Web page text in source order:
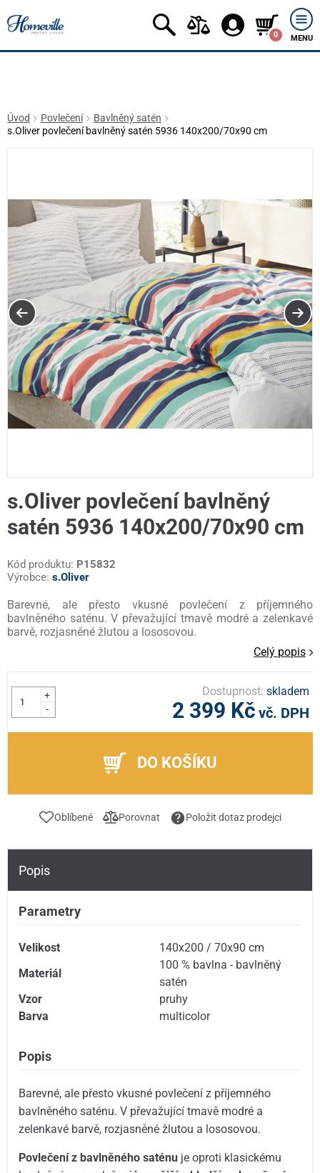
0 MENU
Úvod Povlečení
Bavlněný satén
s.Oliver povlečení bavlněný satén 5936 140x200/70x90 cm
s.Oliver povlečení bavlněný
satén 5936 140x200/70x90 cm
Kód produktu: P15832
Výrobce: s.Oliver
Barevné, ale přesto vkusné povlečení z příjemného
bavlněného saténu. V převažující tmavě modré a zelenkavé
barvě, rozjasněné žlutou a lososovou.
Celý popis
+
-
Dostupnost:skladem
2 399 Kč vč. DPH
DO KOŠÍKU
Oblíbené Porovnat Položit dotaz prodejci
Popis
Parametry
Velikost
140x200 / 70x90 cm
Materiál
100 % bavlna - bavlněný
satén
Vzor
pruhy
Barva
multicolor
Popis
Barevné, ale přesto vkusné povlečení z příjemného
bavlněného saténu. V převažující tmavě modré a
zelenkavé barvě, rozjasněné žlutou a lososovou.
Povlečení z bavlněného saténu je oproti klasickému